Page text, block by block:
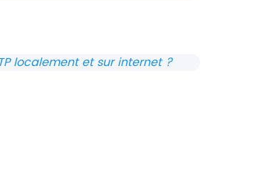
localement et sur internet ?